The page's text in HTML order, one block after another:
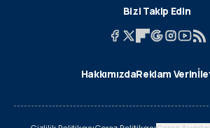
Bizi Takip Edin
HakkımızdaReklam Verin